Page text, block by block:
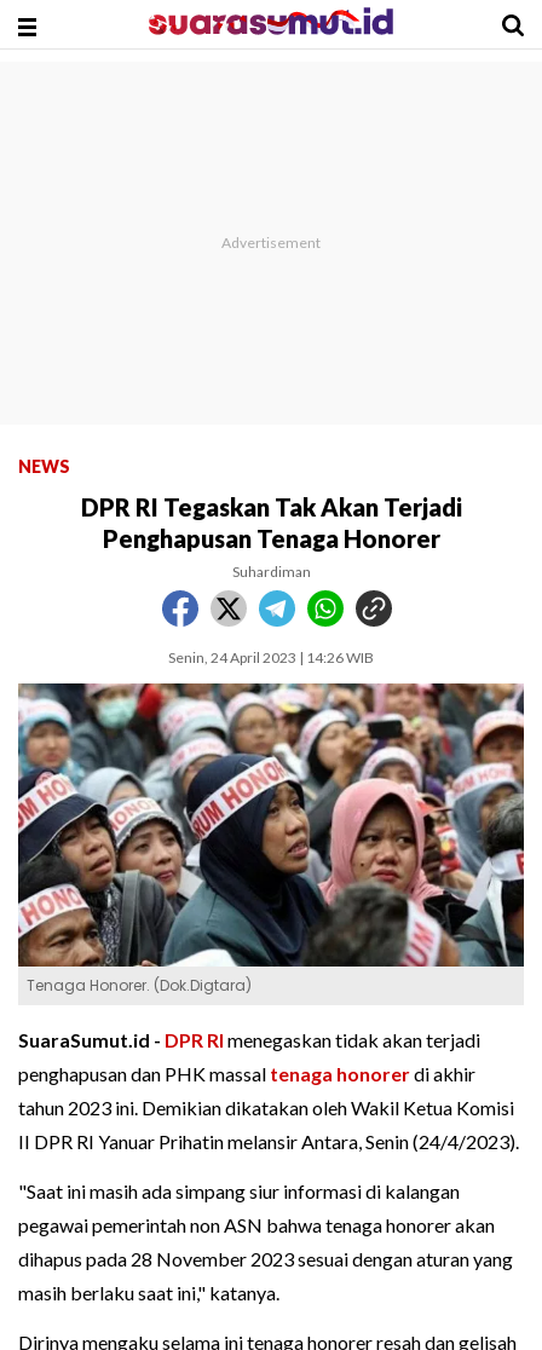
NEWS
DPR RI Tegaskan Tak Akan Terjadi
Penghapusan Tenaga Honorer
Suhardiman
Senin, 24 April 2023 | 14:26 WIB
Tenaga Honorer. (Dok.Digtara)
SuaraSumut.id - DPR RI menegaskan tidak akan terjadi
penghapusan dan PHK massal tenaga honorerdi akhir
tahun 2023 ini. Demikian dikatakan oleh Wakil Ketua Komisi
II DPR RI Yanuar Prihatin melansir Antara, Senin (24/4/2023).
"Saat ini masih ada simpang siur informasi di kalangan
pegawai pemerintah non ASN bahwa tenaga honorer akan
dihapus pada 28 November 2023 sesuai dengan aturan yang
masih berlaku saat ini," katanya.
Dirinya mengaku selama ini tenaga honorer resah dan gelisah